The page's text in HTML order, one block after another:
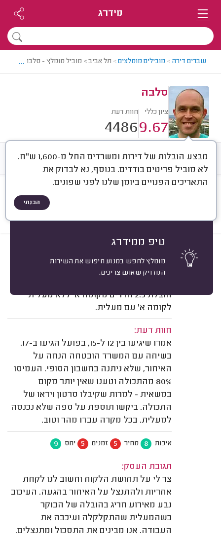
מידרג
עוברים דירה > מובילים מומלצים> תל אביב > מוביל מומלץ - סלבה ...
סלבה
ציון כללי
9.67
חוות דעת
4486
מבצע הובלות של דירות ומשרדים החל מ-1,600 ש"ח.
לא מוביל פריטים בודדים. בנוסף, נא לבדוק את
התאריכים הפנויים ביומן שלנו לפני שפונים.
הבנתי
טיפ ממידרג
מומלץ לחפש במנוע חיפוש את השירות
המדויק שאתם צריכים.
חוות דעת ממוצע רישוי ותעודות
משוב: 03/08/2026
הובלת 2.5 חדרים מקומה א' ללא מעלית
לקומה א' עם מעלית.
חוות דעת:
אמרו שיגיעו בין 12 ל-15, בפועל הגיעו ב-17.
בשיחה עם המשרד הובטחה הנחה על
האיחור, שלא ניתנה בחשבון הסופי. העמיסו
80% מהתכולה וטענו שאין יותר מקום
במשאית - למרות שקיבלו סרטון וידאו של
התכולה. ביקשו תוספת על ספה שלא נכנסה
למעלית. בכל מקרה עבדו מהר וטוב.
איכות 8 מחיר 5 זמנים 5 יחס 9
תגובת העסק:
צר לי על תחושת הלקוח וחשוב לנו לקחת
אחריות ולהתנצל על האיחור בהגעה. העיכוב
נבע מאירוע חריג בהובלה של הבוקר
כשהמעלית שהתקלקלה ועיכבה את
העבודה. אנו מבינים את התסכול ומתנצלים.
7